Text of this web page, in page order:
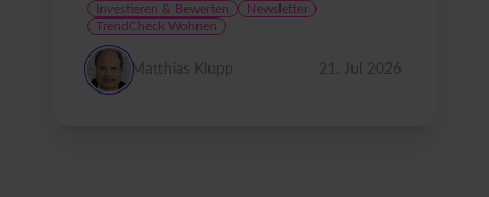
Investieren & Bewerten
Newsletter
TrendCheck Wohnen
Matthias Klupp 21. Jul 2026